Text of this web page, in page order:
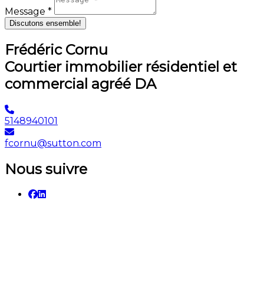
Message *
Discutons ensemble!
Frédéric Cornu
Courtier immobilier résidentiel et
commercial agréé DA
5148940101
fcornu@sutton.com
Nous suivre